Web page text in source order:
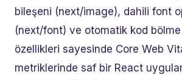
bileşeni (next/image), dahili font
(next/font) ve otomatik kod
özellikleri sayesinde Core Web
metriklerinde saf bir React